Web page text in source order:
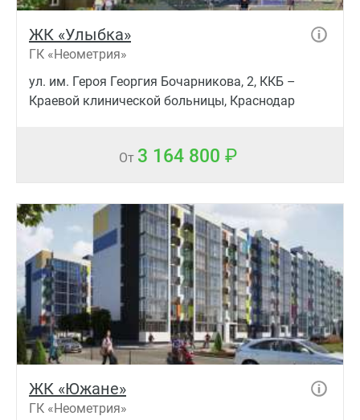
ЖК «Улыбка»
ГК «Неометрия»
ул. им. Героя Георгия Бочарникова, 2, ККБ –
Краевой клинической больницы, Краснодар
От 3 164 800
ЖК «Южане»
ГК «Неометрия»